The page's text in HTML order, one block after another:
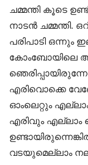
ചമ്മന്തി കൂടെ
നാടൻ ചമ്മന്തി.
പരിപാടി ഒന്നും
കോംബോയിലെ ആ
എരിവൊക്കെ
ഓംലെറ്റും
എരിവും
വടയുമെല്ലാം